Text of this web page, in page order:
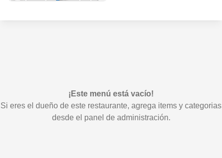
¡Este menú está vacío!
Si eres el dueño de este restaurante, agrega items y categorias
desde el panel de administración.